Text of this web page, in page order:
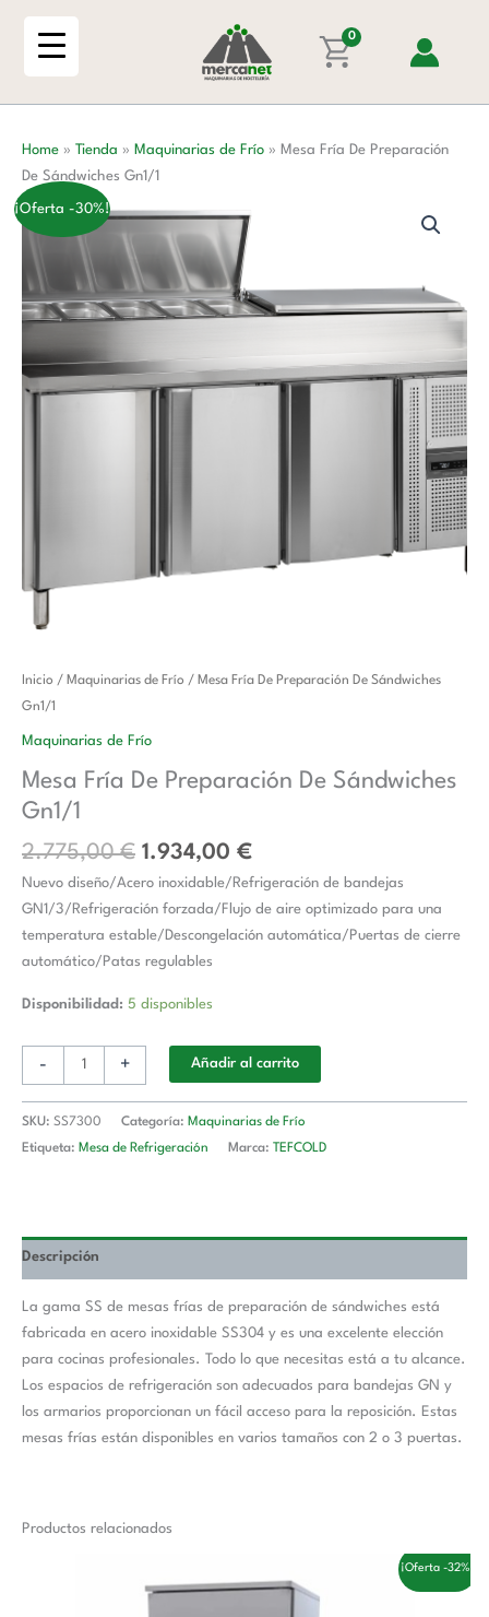
0
Home » Tienda » Maquinarias de Frío » Mesa Fría De Preparación
De Sándwiches Gn1/1
¡Oferta -30%!
Inicio / Maquinarias de Frío / Mesa Fría De Preparación De Sándwiches
Gn1/1
Maquinarias de Frío
Mesa Fría De Preparación De Sándwiches
Gn1/1
2.775,00€
El
original
2.775,00 €.
1.934,00 €
El
1.934,00 €.
Nuevo diseño/Acero inoxidable/Refrigeración de bandejas
GN1/3/Refrigeración forzada/Flujo de aire optimizado para una
temperatura estable/Descongelación automática/Puertas de cierre
automático/Patas regulables
Disponibilidad: 5 disponibles
-
Mesa
Fría
De
De
Sándwiches
cantidad
+ Añadir al carrito
SKU: SS7300 Categoría: Maquinarias de Frío
Etiqueta: Mesa de Refrigeración Marca: TEFCOLD
Descripción
La gama SS de mesas frías de preparación de sándwiches está
fabricada en acero inoxidable SS304 y es una excelente elección
para cocinas profesionales. Todo lo que necesitas está a tu alcance.
Los espacios de refrigeración son adecuados para bandejas GN y
los armarios proporcionan un fácil acceso para la reposición. Estas
mesas frías están disponibles en varios tamaños con 2 o 3 puertas.
Productos relacionados
¡Oferta -32%!
original
Sándwiches
Gn1/1